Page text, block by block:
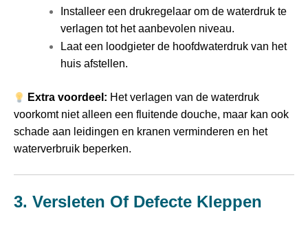
Installeer een drukregelaar om de waterdruk te
verlagen tot het aanbevolen niveau.
Laat een loodgieter de hoofdwaterdruk van het
huis afstellen.
Extra voordeel: Het verlagen van de waterdruk
voorkomt niet alleen een fluitende douche, maar kan ook
schade aan leidingen en kranen verminderen en het
waterverbruik beperken.
3. Versleten Of Defecte Kleppen